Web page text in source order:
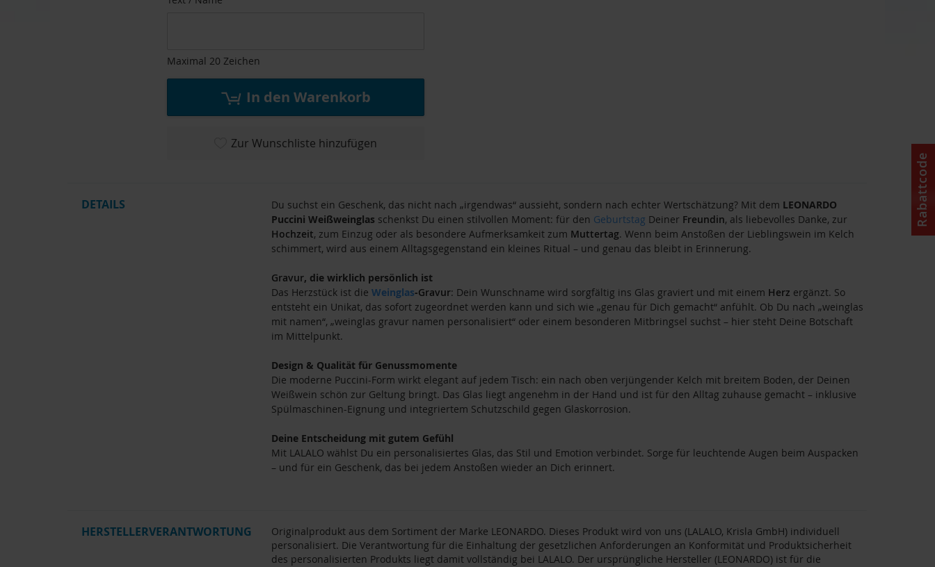
Maximal 20 Zeichen
In den Warenkorb
Zur Wunschliste hinzufügen
DETAILS Du suchst ein Geschenk, das nicht nach „irgendwas“ aussieht, sondern nach echter Wertschätzung? Mit dem LEONARDO
Puccini Weißweinglas schenkst Du einen stilvollen Moment: für den Geburtstag Deiner Freundin, als liebevolles Danke, zur
Hochzeit, zum Einzug oder als besondere Aufmerksamkeit zum Muttertag. Wenn beim Anstoßen der Lieblingswein im Kelch
schimmert, wird aus einem Alltagsgegenstand ein kleines Ritual – und genau das bleibt in Erinnerung.
Gravur, die wirklich persönlich ist
Das Herzstück ist die Weinglas-Gravur: Dein Wunschname wird sorgfältig ins Glas graviert und mit einem Herz ergänzt. So
entsteht ein Unikat, das sofort zugeordnet werden kann und sich wie „genau für Dich gemacht“ anfühlt. Ob Du nach „weinglas
mit namen“, „weinglas gravur namen personalisiert“ oder einem besonderen Mitbringsel suchst – hier steht Deine Botschaft
im Mittelpunkt.
Design & Qualität für Genussmomente
Die moderne Puccini-Form wirkt elegant auf jedem Tisch: ein nach oben verjüngender Kelch mit breitem Boden, der Deinen
Weißwein schön zur Geltung bringt. Das Glas liegt angenehm in der Hand und ist für den Alltag zuhause gemacht – inklusive
Spülmaschinen-Eignung und integriertem Schutzschild gegen Glaskorrosion.
Deine Entscheidung mit gutem Gefühl
Mit LALALO wählst Du ein personalisiertes Glas, das Stil und Emotion verbindet. Sorge für leuchtende Augen beim Auspacken
– und für ein Geschenk, das bei jedem Anstoßen wieder an Dich erinnert.
HERSTELLERVERANTWORTUNG
Originalprodukt aus dem Sortiment der Marke LEONARDO. Dieses Produkt wird von uns (LALALO, Krisla GmbH) individuell
personalisiert. Die Verantwortung für die Einhaltung der gesetzlichen Anforderungen an Konformität und Produktsicherheit
des personalisierten Produkts liegt damit vollständig bei LALALO. Der ursprüngliche Hersteller (LEONARDO) ist für die
Rabattcode